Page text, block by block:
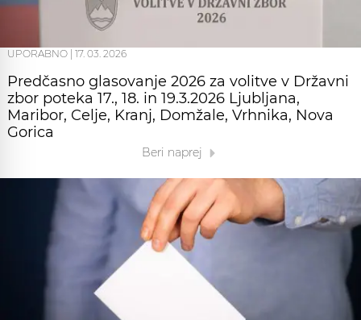
UPORABNO 17. 03. 2026
Predčasno glasovanje 2026 za volitve v Državni
zbor poteka 17., 18. in 19.3.2026 Ljubljana,
Maribor, Celje, Kranj, Domžale, Vrhnika, Nova
Gorica
Beri naprej